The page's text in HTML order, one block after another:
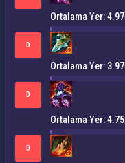
Ortalama Yer: 4.97
D
Ortalama Yer: 3.97
D
Ortalama Yer: 4.75
D